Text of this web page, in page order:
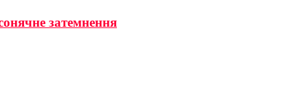
затемнення